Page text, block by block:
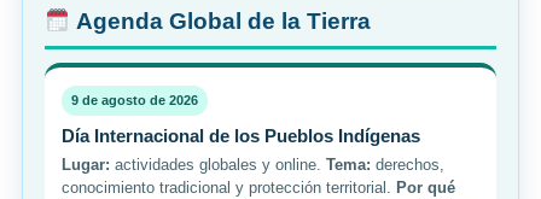
Agenda Global de la Tierra
9 de agosto de 2026
Día Internacional de los Pueblos Indígenas
Lugar: actividades globales y online. Tema: derechos,
conocimiento tradicional y protección territorial.
Por qué